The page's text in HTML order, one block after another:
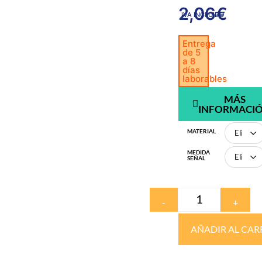
2,06€
IVA INCLUIDO
Entrega
de 5
a 8
días
laborables
MÁS
MATERIAL
MEDIDA
SEÑAL
- +
AÑADIR AL